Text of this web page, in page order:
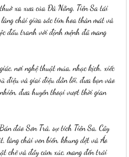
xa xưa của Đà Nẵng, Tiên Sa tái
chài giữa sắc tím hoa thàn mát và
đấu tranh với định mệnh đã mang
nơi nghệ thuật múa, nhạc kịch, xiếc
điệu và giai điệu dẫn lối, đưa bạn vào
đưa huyền thoại vượt thời gian
đảo Sơn Trà, sự tích Tiên Sa, Cây
chài ven biển, khung dệt và Áo
chẽ và đầy cảm xúc, mang đến trải